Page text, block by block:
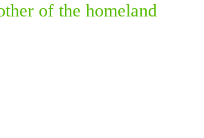
of the homeland